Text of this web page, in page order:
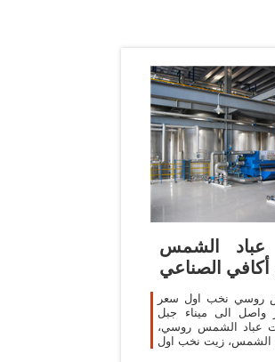
عباد الشمس
الصناعي
روسي نخب اول سعر
دولار واصل الى ميناء جبل
عباد الشمس روسي،